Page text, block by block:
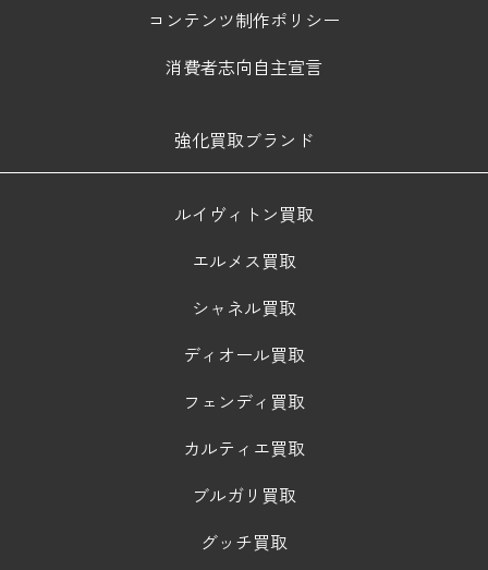
コンテンツ制作ポリシー
消費者志向自主宣言
強化買取ブランド
ルイヴィトン買取
エルメス買取
シャネル買取
ディオール買取
フェンディ買取
カルティエ買取
ブルガリ買取
グッチ買取